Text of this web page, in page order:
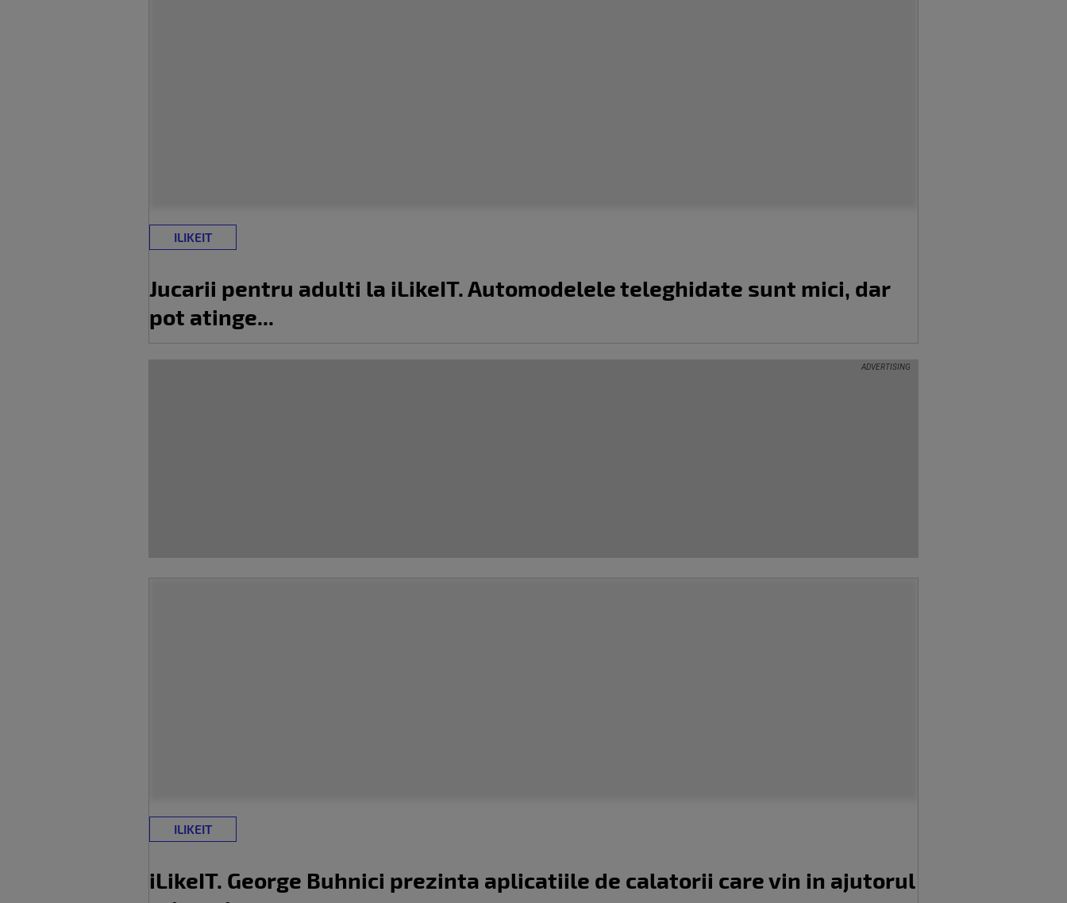
ILIKEIT
Jucarii pentru adulti la iLikeIT. Automodelele teleghidate sunt mici, dar
pot atinge...
ILIKEIT
iLikeIT. George Buhnici prezinta aplicatiile de calatorii care vin in ajutorul